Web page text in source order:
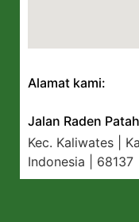
Alamat kami:
Jalan Raden
Kec. Kaliwates |
Indonesia | 68137